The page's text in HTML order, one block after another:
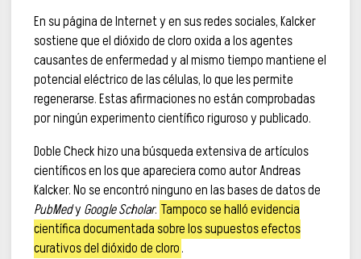
En su página de Internet y en sus redes sociales, Kalcker
sostiene que el dióxido de cloro oxida a los agentes
causantes de enfermedad y al mismo tiempo mantiene el
potencial eléctrico de las células, lo que les permite
regenerarse. Estas afirmaciones no están comprobadas
por ningún experimento científico riguroso y publicado.
Doble Check hizo una búsqueda extensiva de artículos
científicos en los que apareciera como autor Andreas
Kalcker. No se encontró ninguno en las bases de datos de
PubMedy Google Scholar. Tampoco se halló evidencia
científica documentada sobre los supuestos efectos
curativos del dióxido de cloro.